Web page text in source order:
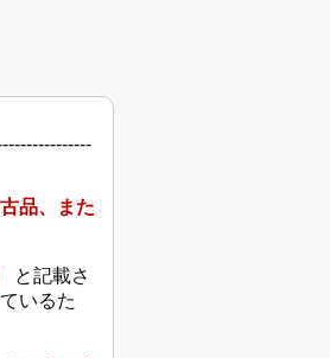
品、また
と記載さ
いるた